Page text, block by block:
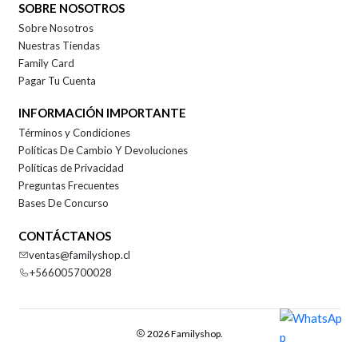
SOBRE NOSOTROS
Sobre Nosotros
Nuestras Tiendas
Family Card
Pagar Tu Cuenta
INFORMACIÓN IMPORTANTE
Términos y Condiciones
Políticas De Cambio Y Devoluciones
Políticas de Privacidad
Preguntas Frecuentes
Bases De Concurso
CONTÁCTANOS
ventas@familyshop.cl
+566005700028
2026 Familyshop.